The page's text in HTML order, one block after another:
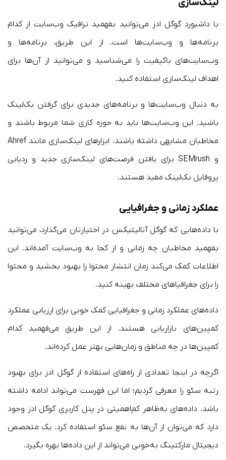
لینک‌سازی
با داشبورد گوگل ‌ادز می‌توانید بفهمید ترافیک وب‌سایت از کدام
برنامه‌ها و وب‌سایت‌ها است. از این طریق، برنامه‌ها و
وب‌سایت‌های باکیفیت را می‌شناسید و می‌توانید از آن‌ها برای
اهداف لینک‌سازی استفاده کنید.
به دنبال وب‌سایت‌ها و برنامه‌های جدیدی برای گرفتن بک‌لینک
باشید. این وب‌سایت‌ها باید به حوزه کاری شما مربوط باشند و
مخاطبان مشابهی داشته باشند. ابزارهای لینک‌سازی مانند Ahref
و SEMrush برای یافتن فرصت‌های لینک‌سازی جدید و ردیابی
پروفایل بک‌لینک مفید هستند.
عملکرد زمانی و جغرافیایی
با داده‌هایی که گوگل آنالیتیکس در اختیارتان می‌گذارد، می‌توانید
بفهمید مخاطبان چه زمانی و از کجا به وب‌سایت آمده‌اند. این
اطلاعات کمک می‌کند زمان انتشار محتوا را بهبود بخشید و محتوا
را برای جغرافیاهای مختلف بهینه کنید.
داده‌های عملکرد زمانی و جغرافیایی کمک خوبی برای ارزیابی عملکرد
کمپین‌های بازاریابی هستند. از این طریق می‌فهمید کدام
کمپین‌ها در چه مناطق و زمان‌هایی بهتر عمل کرده‌اند.
اگرچه در اینجا تعدادی از راه‌های استفاده از گوگل ادز برای بهبود
رتبه سئو را معرفی کردیم؛ اما این فهرست می‌تواند ادامه داشته
باشد. داده‌های به‌ظاهر کم‌اهمیتی در پنل کاربری گوگل ادز وجود
دارد که می‌توان از آن‌ها به نفع سئو استفاده کرد. یک متخصص
دیجیتال مارکتینگ به‌خوبی می‌تواند از این داده‌ها بهره بگیرد.